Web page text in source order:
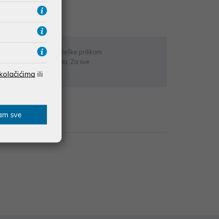
opisu proizvoda, greške prilikom
odgovarati artiklima. Za sve
ili
sve